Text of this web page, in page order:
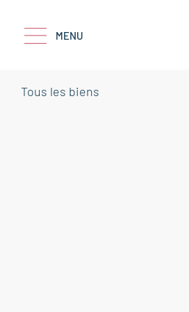
MENU
Tous les biens